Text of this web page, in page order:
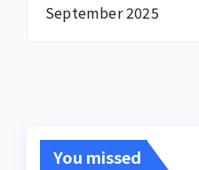
September 2025
You missed